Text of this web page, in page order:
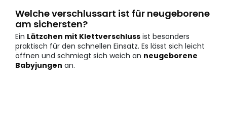
Welche verschlussart ist für neugeborene
am sichersten?
Ein Lätzchen mit Klettverschluss ist besonders
praktisch für den schnellen Einsatz. Es lässt sich leicht
öffnen und schmiegt sich weich an neugeborene
Babyjungen an.